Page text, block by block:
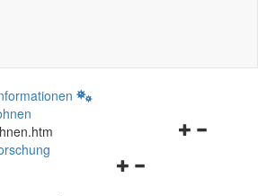
Navigationsmenü